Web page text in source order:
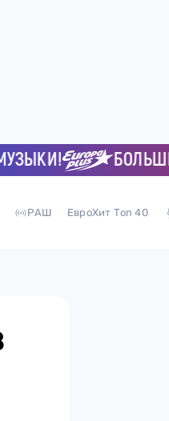
БОЛЬШЕ
РАШ ЕвроХит Топ 40